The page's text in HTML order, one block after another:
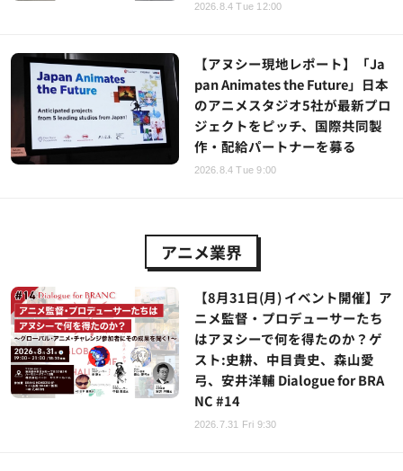
2026.8.4 Tue 12:00
【アヌシー現地レポート】「Ja
pan Animates the Future」日本
のアニメスタジオ5社が最新プロ
ジェクトをピッチ、国際共同製
作・配給パートナーを募る
2026.8.4 Tue 9:00
アニメ業界
【8月31日(月) イベント開催】ア
ニメ監督・プロデューサーたち
はアヌシーで何を得たのか？ゲ
スト:史耕、中目貴史、森山愛
弓、安井洋輔 Dialogue for BRA
NC #14
2026.7.31 Fri 9:30